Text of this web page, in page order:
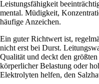
Leistungsfähigkeit
mental. Müdigkeit,
häufige Anzeichen.
Ein guter Richtwert ist,
nicht erst bei Durst.
Qualität und deckt den
körperlicher Belastung oder
Elektrolyten helfen, den